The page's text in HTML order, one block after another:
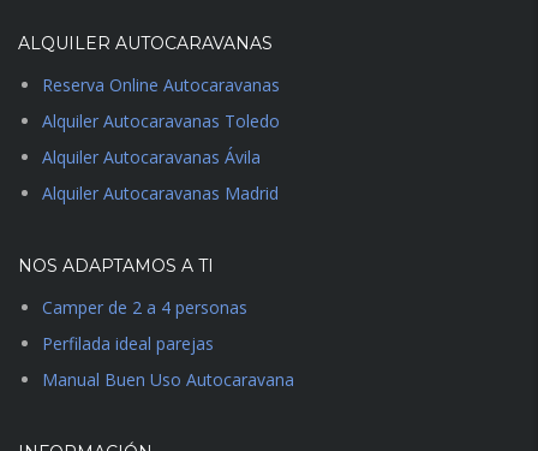
ALQUILER AUTOCARAVANAS
Reserva Online Autocaravanas
Alquiler Autocaravanas Toledo
Alquiler Autocaravanas Ávila
Alquiler Autocaravanas Madrid
NOS ADAPTAMOS A TI
Camper de 2 a 4 personas
Perfilada ideal parejas
Manual Buen Uso Autocaravana